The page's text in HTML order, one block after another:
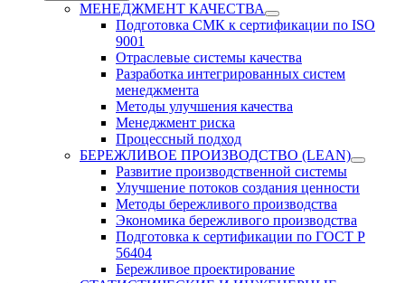
МЕНЕДЖМЕНТ КАЧЕСТВА
Подготовка СМК к сертификации по ISO
9001
Отраслевые системы качества
Разработка интегрированных систем
менеджмента
Методы улучшения качества
Менеджмент риска
Процессный подход
БЕРЕЖЛИВОЕ ПРОИЗВОДСТВО (LEAN)
Развитие производственной системы
Улучшение потоков создания ценности
Методы бережливого производства
Экономика бережливого производства
Подготовка к сертификации по ГОСТ Р
56404
Бережливое проектирование